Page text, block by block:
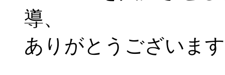
導、
ありがとうございま